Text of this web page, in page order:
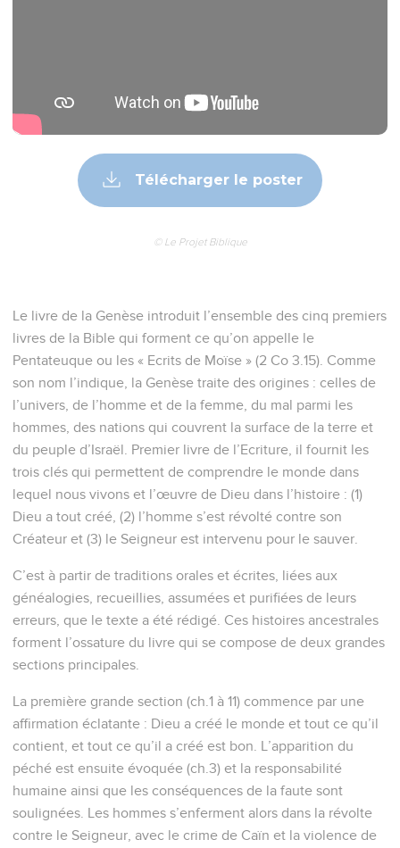
Télécharger le poster
© Le Projet Biblique
Le livre de la Genèse introduit l’ensemble des cinq premiers
livres de la Bible qui forment ce qu’on appelle le
Pentateuque ou les « Ecrits de Moïse » (2 Co 3.15). Comme
son nom l’indique, la Genèse traite des origines : celles de
l’univers, de l’homme et de la femme, du mal parmi les
hommes, des nations qui couvrent la surface de la terre et
du peuple d’Israël. Premier livre de l’Ecriture, il fournit les
trois clés qui permettent de comprendre le monde dans
lequel nous vivons et l’œuvre de Dieu dans l’histoire : (1)
Dieu a tout créé, (2) l’homme s’est révolté contre son
Créateur et (3) le Seigneur est intervenu pour le sauver.
C’est à partir de traditions orales et écrites, liées aux
généalogies, recueillies, assumées et purifiées de leurs
erreurs, que le texte a été rédigé. Ces histoires ancestrales
forment l’ossature du livre qui se compose de deux grandes
sections principales.
La première grande section (ch.1 à 11) commence par une
affirmation éclatante : Dieu a créé le monde et tout ce qu’il
contient, et tout ce qu’il a créé est bon. L’apparition du
péché est ensuite évoquée (ch.3) et la responsabilité
humaine ainsi que les conséquences de la faute sont
soulignées. Les hommes s’enferment alors dans la révolte
contre le Seigneur, avec le crime de Caïn et la violence de